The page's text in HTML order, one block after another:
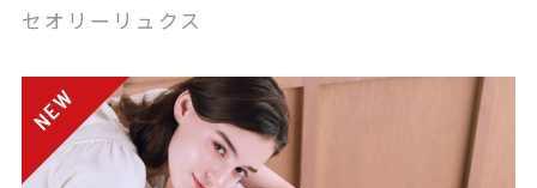
セオリーリュクス